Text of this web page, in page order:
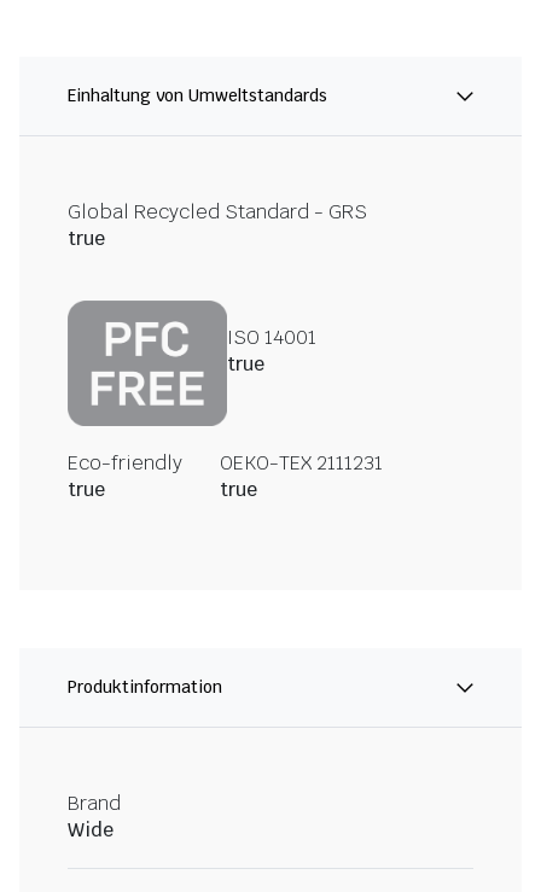
Einhaltung von Umweltstandards
Global Recycled Standard - GRS
true
ISO 14001
true
Eco-friendly
true
OEKO-TEX 2111231
true
Produktinformation
Brand
Wide